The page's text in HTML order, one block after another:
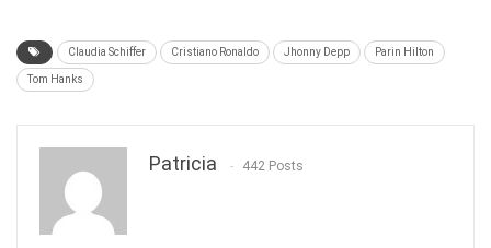
Claudia Schiffer Cristiano Ronaldo Jhonny Depp Parin Hilton
Tom Hanks
Patricia 442 Posts